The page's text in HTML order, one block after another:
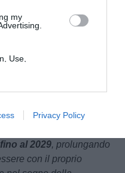
my
Use,
of my
with the
Privacy Policy
nella prossima
separazione con
sportivo, Giuseppe
dalla nostra redazione
fino al 2029.
del club su Figliomeni:
al 2029, prolungando
con il proprio